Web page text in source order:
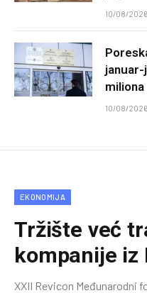
10/08/2026
10/08/2026
EKONOMIJA
Tržište već
kompanije iz
XXII Revicon Međunarodni